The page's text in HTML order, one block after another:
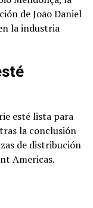
de João Daniel
la industria
esté lista para
la conclusión
de distribución
Americas.